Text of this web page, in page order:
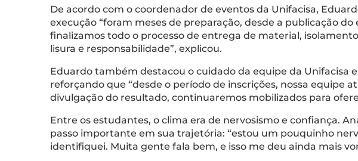
De acordo com o coordenador de eventos da Unifacisa,
execução “foram meses de preparação, desde a publicação
finalizamos todo o processo de entrega de material,
lisura e responsabilidade”, explicou.
Eduardo também destacou o cuidado da equipe da
reforçando que “desde o período de inscrições, nossa
divulgação do resultado, continuaremos mobilizados para
Entre os estudantes, o clima era de nervosismo e confiança.
passo importante em sua trajetória: “estou um pouquinho
identifiquei. Muita gente fala bem, e isso me deu ainda mais